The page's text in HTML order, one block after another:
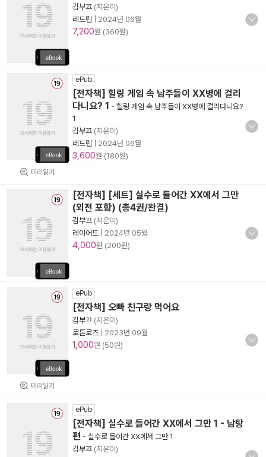
김부끄 (지은이)
레드립
2024년 06월
7,200원 (360원)
미리읽기
ePub
[전자책] 힐링 게임 속 남주들이 XX병에 걸리
다니요? 1 - 힐링 게임 속 남주들이 XX병에 걸리다니요?
1
김부끄 (지은이)
레드립
2024년 06월
3,600원 (180원)
[전자책] [세트] 실수로 들어간 XX에서 그만
(외전 포함) (총4권/완결)
김부끄 (지은이)
레이어드
2024년 05월
4,000원 (200원)
미리읽기
ePub
[전자책] 오빠 친구랑 먹어요
김부끄 (지은이)
로튼로즈
2023년 09월
1,000원 (50원)
ePub
[전자책] 실수로 들어간 XX에서 그만 1 - 남탕
편 - 실수로 들어간 XX에서 그만 1
김부끄 (지은이)